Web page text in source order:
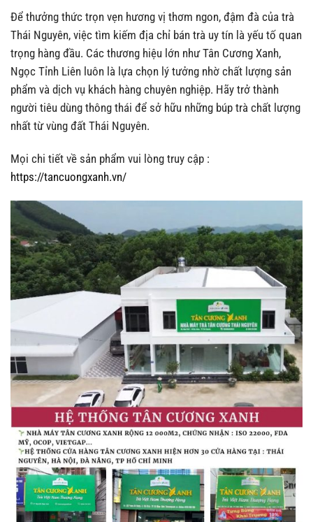
Để thưởng thức trọn vẹn hương vị thơm ngon, đậm đà của trà
Thái Nguyên, việc tìm kiếm địa chỉ bán trà uy tín là yếu tố quan
trọng hàng đầu. Các thương hiệu lớn như Tân Cương Xanh,
Ngọc Tỉnh Liên luôn là lựa chọn lý tưởng nhờ chất lượng sản
phẩm và dịch vụ khách hàng chuyên nghiệp. Hãy trở thành
người tiêu dùng thông thái để sở hữu những búp trà chất lượng
nhất từ vùng đất Thái Nguyên.
Mọi chi tiết về sản phẩm vui lòng truy cập :
https://tancuongxanh.vn/